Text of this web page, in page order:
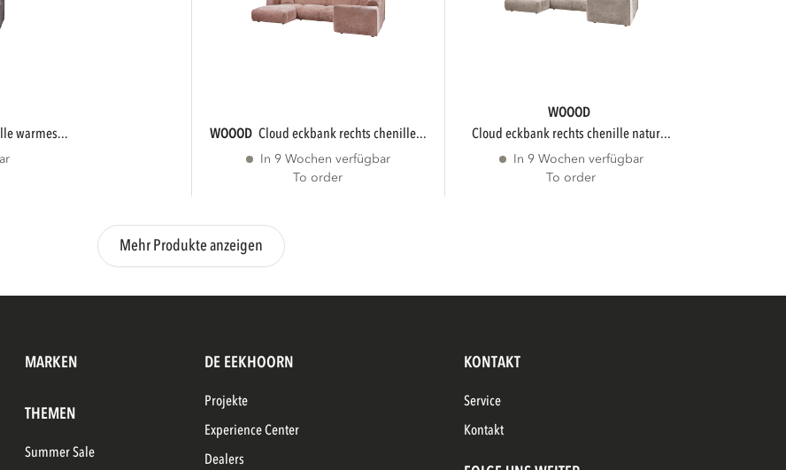
warmes... WOOOD cloud eckbank rechts chenille...
In 9 Wochen verfügbar
To order
WOOOD
cloud eckbank rechts chenille natur...
In 9 Wochen verfügbar
To order
Mehr Produkte anzeigen
MARKEN
THEMEN
Summer Sale
DE EEKHOORN
Projekte
Experience Center
Dealers
KONTAKT
Service
Kontakt